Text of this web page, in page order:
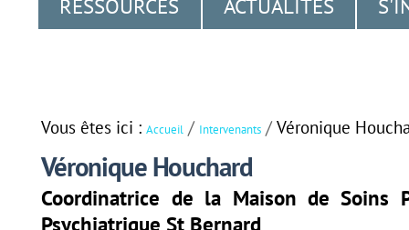
Aller
|
Aller
à
la
Outils
Navigation
RESSOURCES ACTUALITÉS
Vous êtes ici : Accueil / Intervenants /Véronique
Véronique Houchard
Coordinatrice de la Maison de Soins
Psychiatrique St Bernard